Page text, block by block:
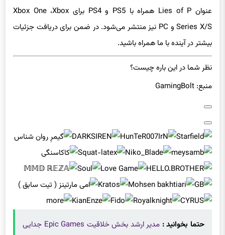
عنوان Lies of P همراه با PS5 و PS4 برای Xbox One ،Xbox
Series X/S و PC نیز منتشر می‌شود. در ضمن برای دریافت جزئیات
بیشتر در آینده با ما همراه باشید.
نظر شما در این باره چیست؟
منبع: GamingBolt
حتما بخوانید : مدیر ارشد بخش خلاقیت Epic Games جدایی